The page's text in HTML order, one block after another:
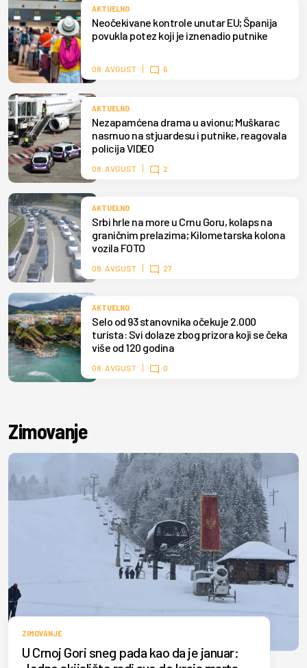
AKTUELNO
Neočekivane kontrole unutar EU; Španija
povukla potez koji je iznenadio putnike
08. AVGUST 6
AKTUELNO
Nezapamćena drama u avionu; Muškarac
nasrnuo na stjuardesu i putnike, reagovala
policija VIDEO
08. AVGUST 2
AKTUELNO
Srbi hrle na more u Crnu Goru, kolaps na
graničnim prelazima; Kilometarska kolona
vozila FOTO
08. AVGUST 27
AKTUELNO
Selo od 93 stanovnika očekuje 2.000
turista: Svi dolaze zbog prizora koji se čeka
više od 120 godina
08. AVGUST 0
Zimovanje
ZIMOVANJE
U Crnoj Gori sneg pada kao da je januar: